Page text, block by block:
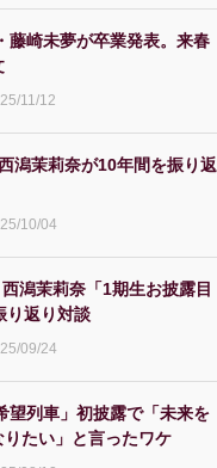
藤崎未夢が卒業発表。来春
11/12
潟茉莉奈が10年間を振り返
10/04
潟茉莉奈「1期生お披露目
り返り対談
09/24
望列車」初披露で「未来を
たい」と言ったワケ